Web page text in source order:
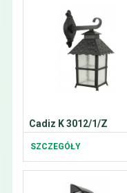
Cadiz K 3012/1/Z
SZCZEGÓŁY